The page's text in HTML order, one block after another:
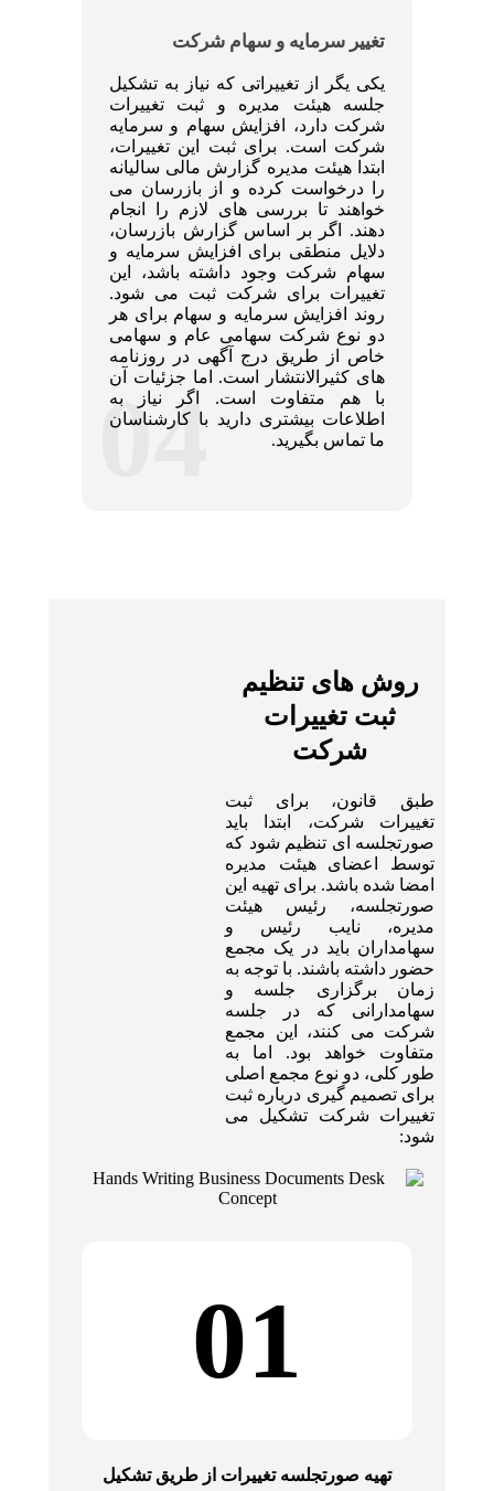
تغییر سرمایه و سهام شرکت
یکی یگر از تغییراتی که نیاز به تشکیل
جلسه هیئت مدیره و ثبت تغییرات
شرکت دارد، افزایش سهام و سرمایه
شرکت است. برای ثبت این تغییرات،
ابتدا هیئت مدیره گزارش مالی سالیانه
را درخواست کرده و از بازرسان می
خواهند تا بررسی های لازم را انجام
دهند. اگر بر اساس گزارش بازرسان،
دلایل منطقی برای افزایش سرمایه و
سهام شرکت وجود داشته باشد، این
تغییرات برای شرکت ثبت می شود.
روند افزایش سرمایه و سهام برای هر
دو نوع شرکت سهامی عام و سهامی
خاص از طریق درج آگهی در روزنامه
های کثیرالانتشار است. اما جزئیات آن
با هم متفاوت است. اگر نیاز به
اطلاعات بیشتری دارید با کارشناسان
ما تماس بگیرید.
04
روش های تنظیم
ثبت تغییرات
شرکت
طبق قانون، برای ثبت
تغییرات شرکت، ابتدا باید
صورتجلسه ای تنظیم شود که
توسط اعضای هیئت مدیره
امضا شده باشد. برای تهیه این
صورتجلسه، رئیس هیئت
مدیره، نایب رئیس و
سهامداران باید در یک مجمع
حضور داشته باشند. با توجه به
زمان برگزاری جلسه و
سهامدارانی که در جلسه
شرکت می کنند، این مجمع
متفاوت خواهد بود. اما به
طور کلی، دو نوع مجمع اصلی
برای تصمیم گیری درباره ثبت
تغییرات شرکت تشکیل می
شود:
01
تهیه صورتجلسه تغییرات از طریق تشکیل